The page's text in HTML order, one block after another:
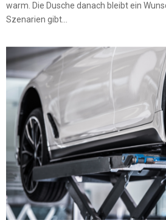
warm. Die Dusche danach bleibt ein
Szenarien gibt...